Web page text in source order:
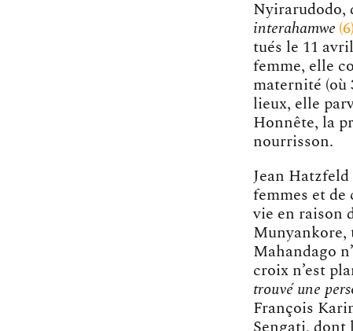
Nyirarudodo,
interahamwe 6
tués le 11
femme, elle
maternité (où
lieux, elle
Honnête, la
nourrisson.
Jean
femmes et de
vie en raison
Munyankore,
Mahandago
croix n’est
trouvé une
François
Sengati, dont